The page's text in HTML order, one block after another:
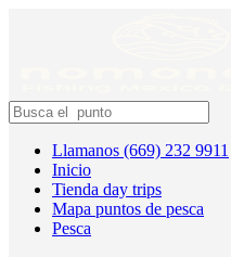
Llamanos (669) 232 9911
Inicio
Tienda day trips
Mapa puntos de pesca
Pesca